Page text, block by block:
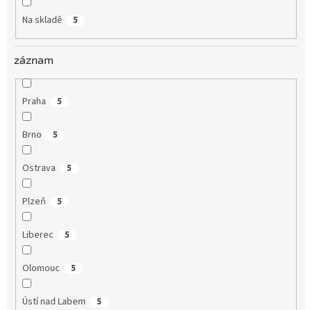
Na skladě 5
záznam
Praha 5
Brno 5
Ostrava 5
Plzeň 5
Liberec 5
Olomouc 5
Ústí nad Labem 5